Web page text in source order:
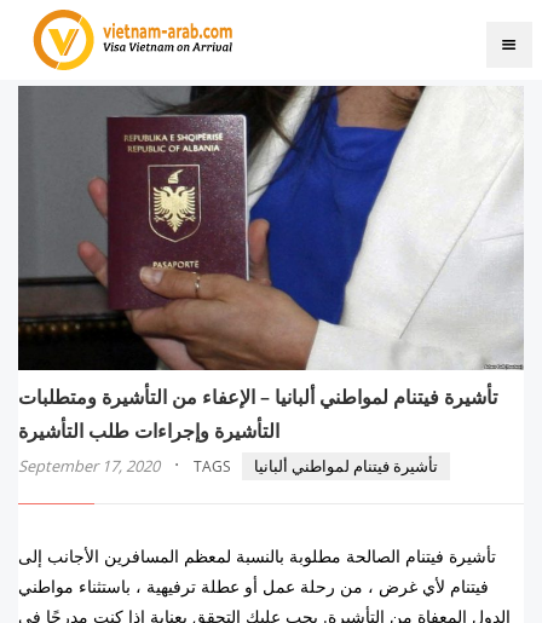
تأشيرة فيتنام لمواطني ألبانيا – الإعفاء من التأشيرة ومتطلبات
التأشيرة وإجراءات طلب التأشيرة
September 17, 2020 · TAGS تأشيرة فيتنام لمواطني ألبانيا
تأشيرة فيتنام الصالحة مطلوبة بالنسبة لمعظم المسافرين الأجانب إلى
فيتنام لأي غرض ، من رحلة عمل أو عطلة ترفيهية ، باستثناء مواطني
الدول المعفاة من التأشيرة. يجب عليك التحقق بعناية إذا كنت مدرجًا في